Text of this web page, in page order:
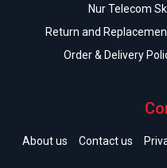
Nur Telecom
Return and
Order & Delivery
About us Contact us